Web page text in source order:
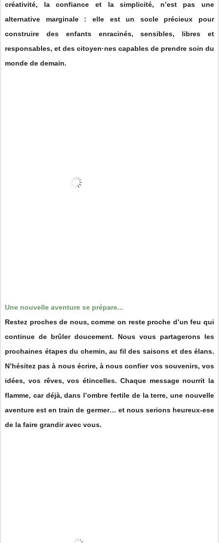
créativité, la confiance et la simplicité, n’est pas une
alternative marginale : elle est un socle précieux pour
construire des enfants enracinés, sensibles, libres et
responsables, et des citoyen·nes capables de prendre soin du
monde de demain.
Une nouvelle aventure se prépare...
Restez proches de nous, comme on reste proche d’un feu qui
continue de brûler doucement. Nous vous partagerons les
prochaines étapes du chemin, au fil des saisons et des élans.
N’hésitez pas à nous écrire, à nous confier vos souvenirs, vos
idées, vos rêves, vos étincelles. Chaque message nourrit la
flamme, car déjà, dans l’ombre fertile de la terre, une nouvelle
aventure est en train de germer… et nous serions heureux-ese
de la faire grandir avec vous.